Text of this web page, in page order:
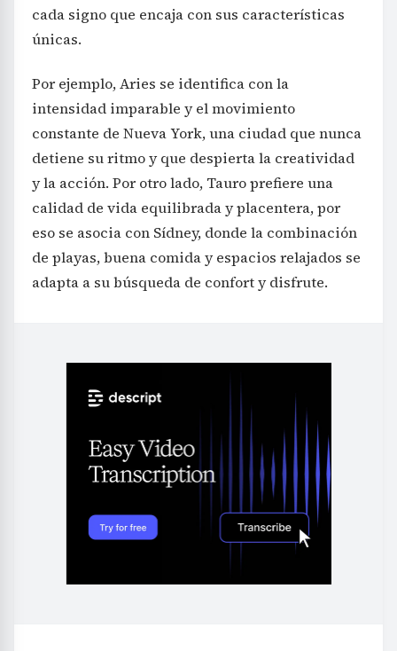
cada signo que encaja con sus características
únicas.
Por ejemplo, Aries se identifica con la
intensidad imparable y el movimiento
constante de Nueva York, una ciudad que nunca
detiene su ritmo y que despierta la creatividad
y la acción. Por otro lado, Tauro prefiere una
calidad de vida equilibrada y placentera, por
eso se asocia con Sídney, donde la combinación
de playas, buena comida y espacios relajados se
adapta a su búsqueda de confort y disfrute.